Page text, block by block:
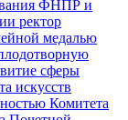
ФНПР и
ректор
медалью